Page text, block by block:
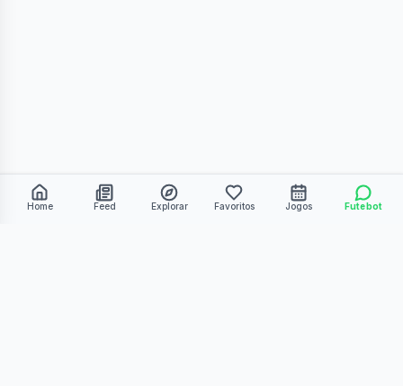
Home Feed Explorar Favoritos Jogos Futebot